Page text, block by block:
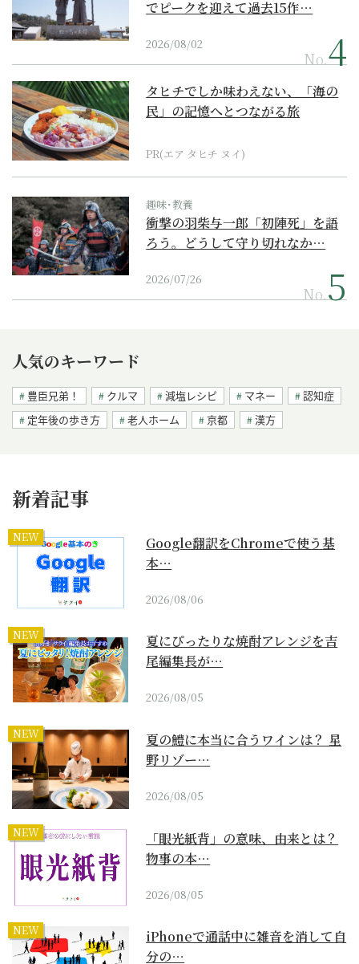
でピークを迎えて過去15作…
2026/08/02
No.
タヒチでしか味わえない、「海の
民」の記憶へとつながる旅
PR(エア タヒチ ヌイ)
趣味･教養
衝撃の羽柴与一郎「初陣死」を語
ろう。どうして守り切れなか…
2026/07/26
No.
人気のキーワード
豊臣兄弟！ クルマ 減塩レシピ マネー
認知症
定年後の歩き方
老人ホーム 京都 漢方
新着記事
NEW
Google翻訳をChromeで使う基
本…
2026/08/06
NEW
夏にぴったりな焼酎アレンジを吉
尾編集長が…
2026/08/05
NEW
夏の鱧に本当に合うワインは？ 星
野リゾー…
2026/08/05
NEW
「眼光紙背」の意味、由来とは？
物事の本…
2026/08/05
NEW
iPhoneで通話中に雑音を消して自
分の…